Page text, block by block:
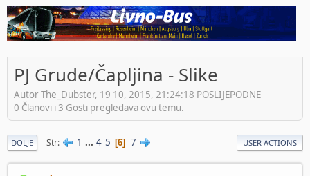
PJ Grude/Čapljina - Slike
Autor The_Dubster, 19 10, 2015, 21:24:18 POSLIJEPODNE
0 Članovi i 3 Gosti pregledava ovu temu.
DOLJE Str 1 ... 4 5 6 7 USER ACTIONS